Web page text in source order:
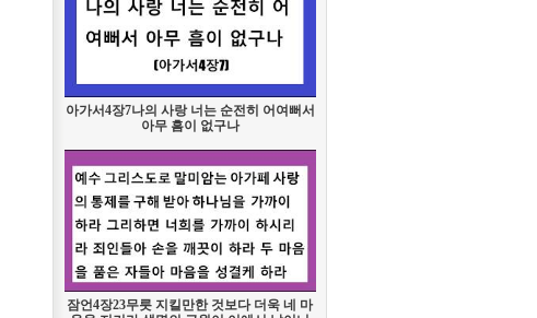
아가서4장7나의 사랑 너는 순전히 어여뻐서
아무 흠이 없구나
잠언4장23무릇 지킬만한 것보다 더욱 네 마